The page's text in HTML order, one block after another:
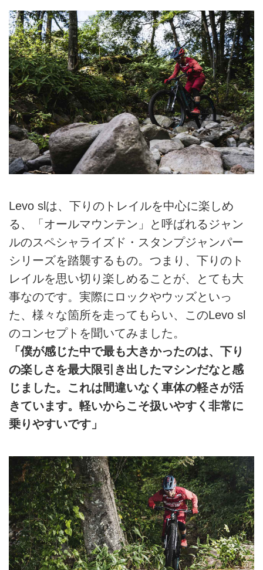
Levo slは、下りのトレイルを中心に楽しめ
る、「オールマウンテン」と呼ばれるジャン
ルのスペシャライズド・スタンプジャンパー
シリーズを踏襲するもの。つまり、下りのト
レイルを思い切り楽しめることが、とても大
事なのです。実際にロックやウッズといっ
た、様々な箇所を走ってもらい、このLevo sl
のコンセプトを聞いてみました。
「僕が感じた中で最も大きかったのは、下り
の楽しさを最大限引き出したマシンだなと感
じました。これは間違いなく車体の軽さが活
きています。軽いからこそ扱いやすく非常に
乗りやすいです」